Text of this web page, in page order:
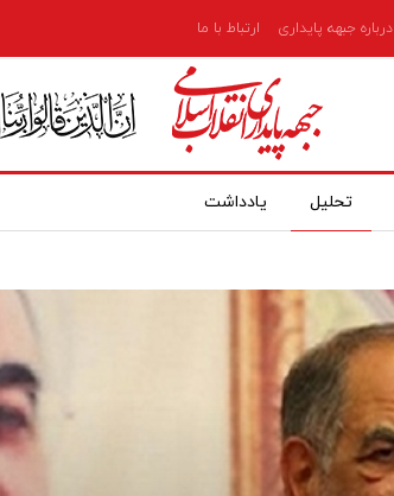
درباره جبهه پایداری ارتباط با ما
تحلیل یادداشت